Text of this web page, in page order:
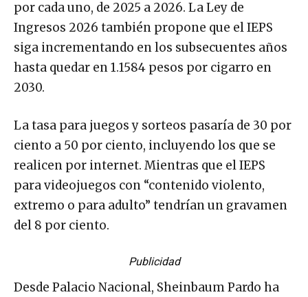
por cada uno, de 2025 a 2026. La Ley de
Ingresos 2026 también propone que el IEPS
siga incrementando en los subsecuentes años
hasta quedar en 1.1584 pesos por cigarro en
2030.
La tasa para juegos y sorteos pasaría de 30 por
ciento a 50 por ciento, incluyendo los que se
realicen por internet. Mientras que el IEPS
para videojuegos con “contenido violento,
extremo o para adulto” tendrían un gravamen
del 8 por ciento.
Publicidad
Desde Palacio Nacional, Sheinbaum Pardo ha